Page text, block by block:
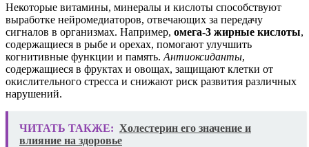
Некоторые витамины, минералы и кислоты способствуют
выработке нейромедиаторов, отвечающих за передачу
сигналов в организмах. Например, омега-3 жирные кислоты,
содержащиеся в рыбе и орехах, помогают улучшить
когнитивные функции и память. Антиоксиданты,
содержащиеся в фруктах и овощах, защищают клетки от
окислительного стресса и снижают риск развития различных
нарушений.
ЧИТАТЬ ТАКЖЕ: Холестерин его значение и
влияние на здоровье